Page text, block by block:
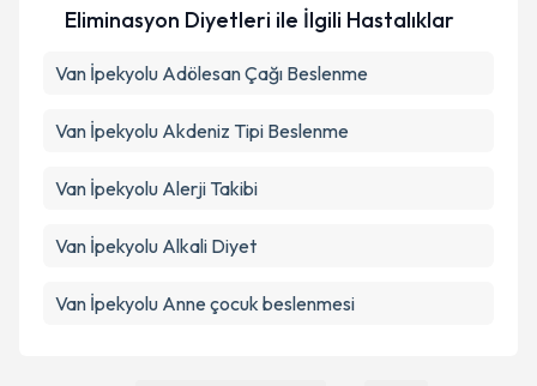
Eliminasyon Diyetleri ile İlgili Hastalıklar
Van İpekyolu Adölesan Çağı Beslenme
Van İpekyolu Akdeniz Tipi Beslenme
Van İpekyolu Alerji Takibi
Van İpekyolu Alkali Diyet
Van İpekyolu Anne çocuk beslenmesi